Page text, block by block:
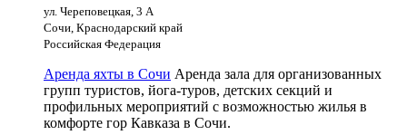
ул. Череповецкая, 3 А
Сочи, Краснодарский край
Российская Федерация
Аренда яхты в Сочи Аренда зала для организованных
групп туристов, йога-туров, детских секций и
профильных мероприятий с возможностью жилья в
комфорте гор Кавказа в Сочи.